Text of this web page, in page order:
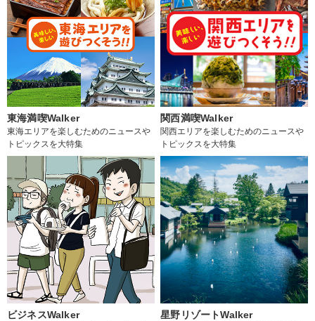
東海満喫Walker
東海エリアを楽しむためのニュースや
トピックスを大特集
関西満喫Walker
関西エリアを楽しむためのニュースや
トピックスを大特集
ビジネスWalker 星野リゾートWalker